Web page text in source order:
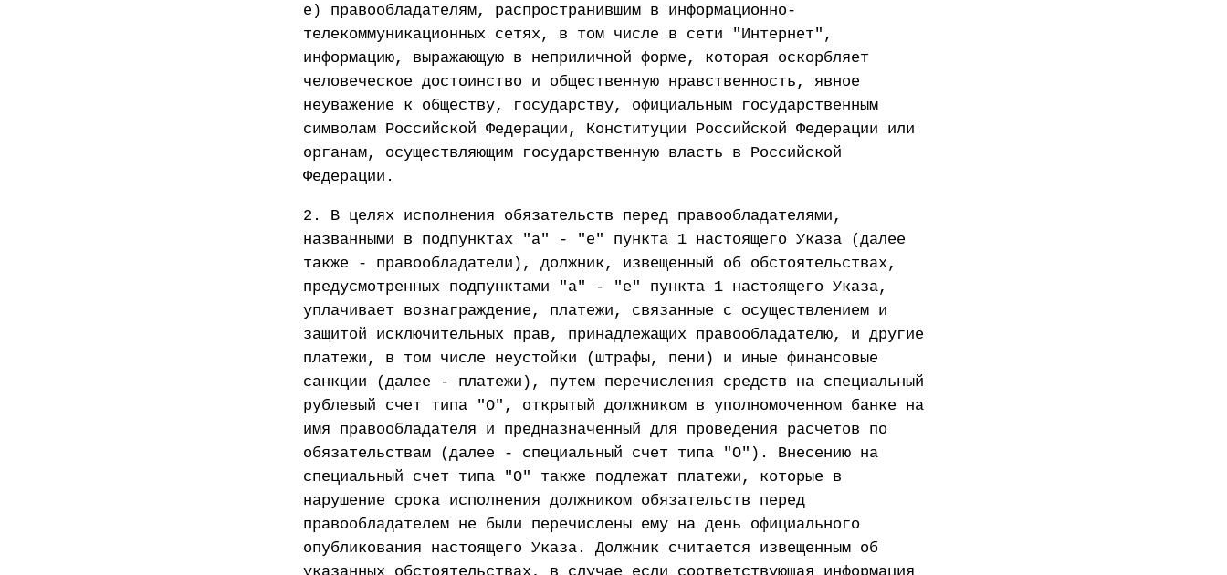
е) правообладателям, распространившим в информационно-
телекоммуникационных сетях, в том числе в сети "Интернет",
информацию, выражающую в неприличной форме, которая оскорбляет
человеческое достоинство и общественную нравственность, явное
неуважение к обществу, государству, официальным государственным
символам Российской Федерации, Конституции Российской Федерации или
органам, осуществляющим государственную власть в Российской
Федерации.
2. В целях исполнения обязательств перед правообладателями,
названными в подпунктах "а" - "е" пункта 1 настоящего Указа (далее
также - правообладатели), должник, извещенный об обстоятельствах,
предусмотренных подпунктами "а" - "е" пункта 1 настоящего Указа,
уплачивает вознаграждение, платежи, связанные с осуществлением и
защитой исключительных прав, принадлежащих правообладателю, и другие
платежи, в том числе неустойки (штрафы, пени) и иные финансовые
санкции (далее - платежи), путем перечисления средств на специальный
рублевый счет типа "О", открытый должником в уполномоченном банке на
имя правообладателя и предназначенный для проведения расчетов по
обязательствам (далее - специальный счет типа "О"). Внесению на
специальный счет типа "О" также подлежат платежи, которые в
нарушение срока исполнения должником обязательств перед
правообладателем не были перечислены ему на день официального
опубликования настоящего Указа. Должник считается извещенным об